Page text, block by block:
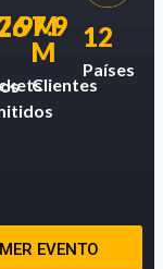
7.9
M
Clientes
12
Países
EVENTO